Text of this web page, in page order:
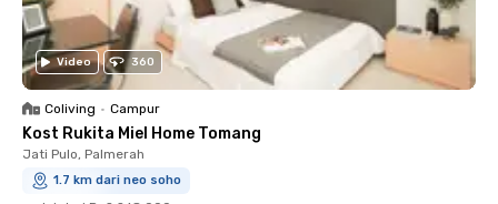
Video 360
Coliving • Campur
Kost Rukita Miel Home Tomang
Jati Pulo, Palmerah
1.7 km dari neo soho